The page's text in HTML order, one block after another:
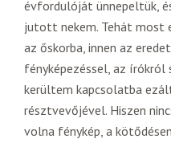
évfordulóját ünnepeltük,
jutott nekem. Tehát most
az őskorba, innen az
fényképezéssel, az írókról
kerültem kapcsolatba
résztvevőjével. Hiszen
volna fénykép, a